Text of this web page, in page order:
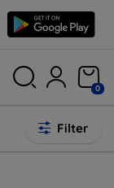
0
Filter